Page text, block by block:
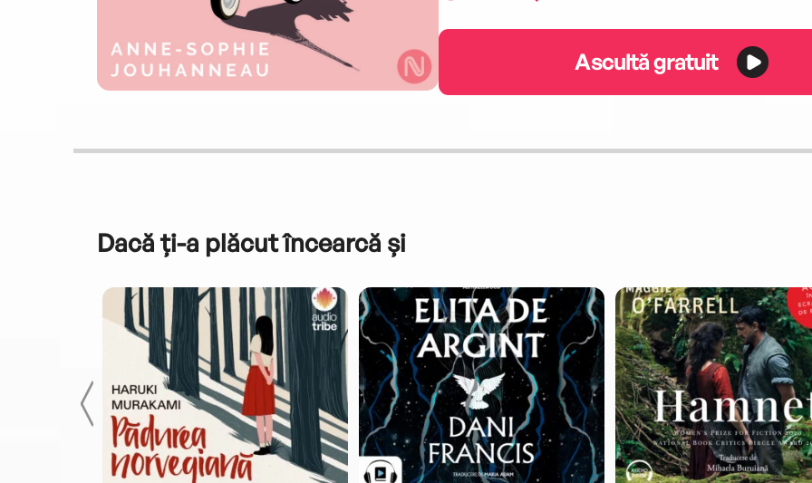
Ascultă gratuit
Dacă ți-a plăcut încearcă și